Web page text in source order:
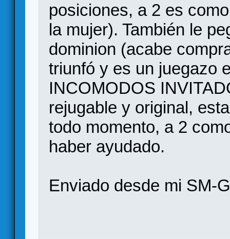
posiciones, a 2 es
la mujer). También le
dominion (acabe
triunfó y es un juegazo
INCOMODOS
rejugable y original,
todo momento, a 2
haber ayudado.
Enviado desde mi SM-